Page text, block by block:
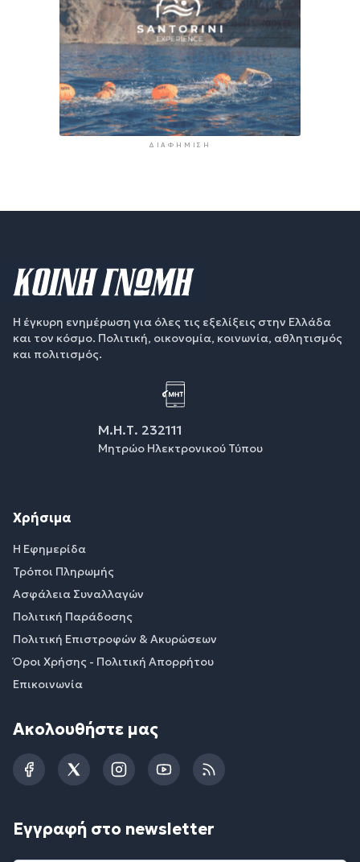
ΔΙΑΦΉΜΙΣΗ
Η έγκυρη ενημέρωση για όλες τις εξελίξεις στην Ελλάδα
και τον κόσμο. Πολιτική, οικονομία, κοινωνία, αθλητισμός
και πολιτισμός.
Μ.Η.Τ. 232111
Μητρώο Ηλεκτρονικού Τύπου
Χρήσιμα
Η Εφημερίδα
Τρόποι Πληρωμής
Ασφάλεια Συναλλαγών
Πολιτική Παράδοσης
Πολιτική Επιστροφών & Ακυρώσεων
Όροι Χρήσης - Πολιτική Απορρήτου
Επικοινωνία
Ακολουθήστε μας
FacebookTwitterInstagramYouTubeRSS
Εγγραφή στο newsletter